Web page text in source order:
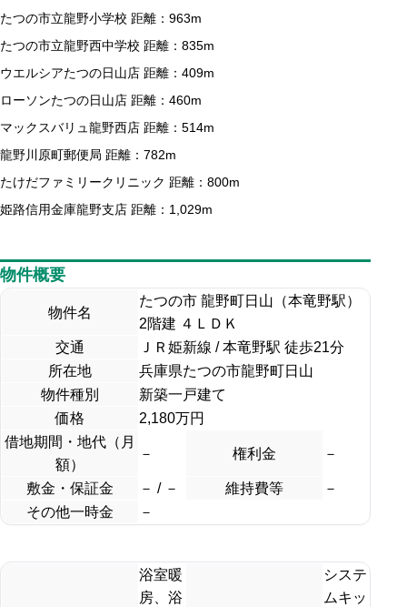
たつの市立龍野小学校 距離：963m
たつの市立龍野西中学校 距離：835m
ウエルシアたつの日山店 距離：409m
ローソンたつの日山店 距離：460m
マックスバリュ龍野西店 距離：514m
龍野川原町郵便局 距離：782m
たけだファミリークリニック 距離：800m
姫路信用金庫龍野支店 距離：1,029m
物件概要
物件名
たつの市 龍野町日山（本竜野駅）
2階建 ４ＬＤＫ
交通
ＪＲ姫新線 / 本竜野駅 徒歩21分
所在地
兵庫県たつの市龍野町日山
物件種別
新築一戸建て
価格
2,180万円
借地期間・地代（月
額）
－ 権利金 －
敷金・保証金 － / － 維持費等
－
その他一時金
－
浴室暖
房、浴
システ
ムキッ